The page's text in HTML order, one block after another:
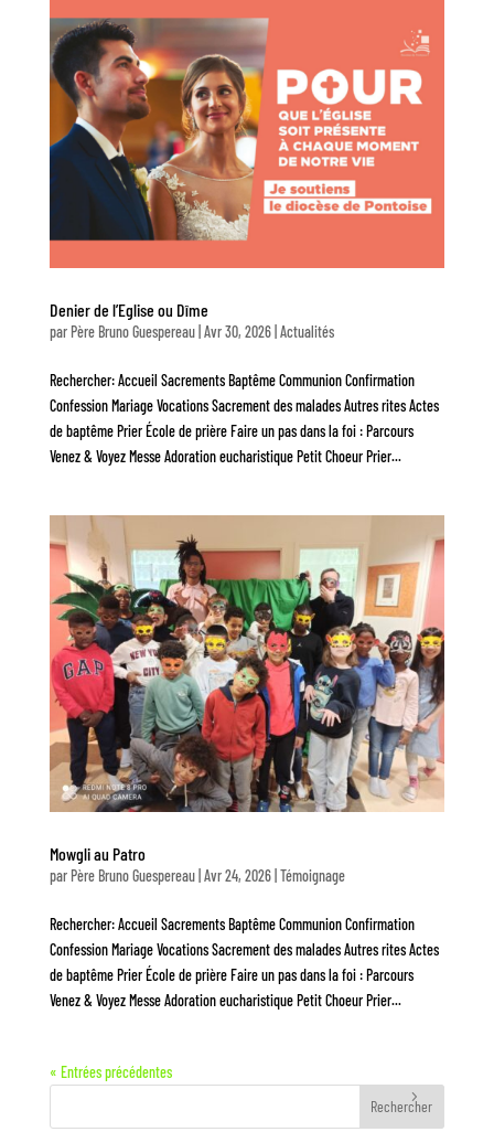
Denier de l’Eglise ou Dîme
par Père Bruno Guespereau| Avr 30, 2026| Actualités
Rechercher: Accueil Sacrements Baptême Communion Confirmation
Confession Mariage Vocations Sacrement des malades Autres rites Actes
de baptême Prier École de prière Faire un pas dans la foi : Parcours
Venez & Voyez Messe Adoration eucharistique Petit Choeur Prier...
Mowgli au Patro
par Père Bruno Guespereau| Avr 24, 2026| Témoignage
Rechercher: Accueil Sacrements Baptême Communion Confirmation
Confession Mariage Vocations Sacrement des malades Autres rites Actes
de baptême Prier École de prière Faire un pas dans la foi : Parcours
Venez & Voyez Messe Adoration eucharistique Petit Choeur Prier...
« Entrées précédentes
Rechercher